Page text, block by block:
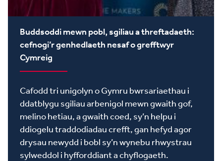
Buddsoddi mewn pobl, sgiliau a threftadaeth:
cefnogi’r genhedlaeth nesaf o grefftwyr
Cymreig
Cafodd tri unigolyn o Gymru bwrsariaethau i
ddatblygu sgiliau arbenigol mewn gwaith gof,
melino hetiau, a gwaith coed, sy’n helpu i
ddiogelu traddodiadau crefft, gan hefyd agor
drysau newydd i bobl sy’n wynebu rhwystrau
sylweddol i hyfforddiant a chyflogaeth.